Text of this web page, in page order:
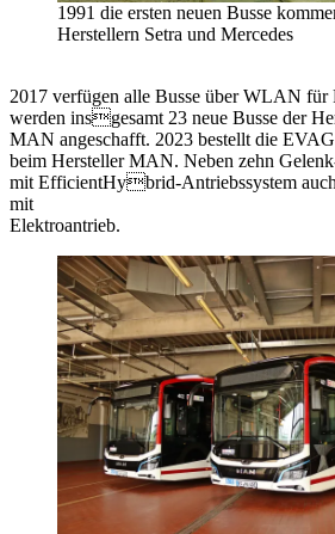
1991 die ersten neuen Busse
Herstellern Setra und Mercedes
2017 verfügen alle Busse über WLAN für
werden insgesamt 23 neue Busse der
MAN angeschafft. 2023 bestellt die
beim Hersteller MAN. Neben zehn
mit EfficientHybrid-Antriebssystem auch
mit
Elektroantrieb.